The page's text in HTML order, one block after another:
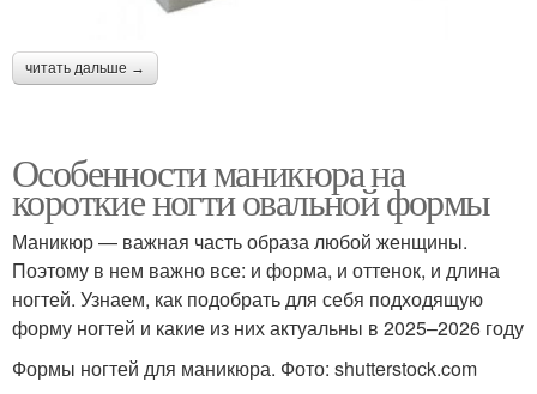
читать дальше →
Особенности маникюра на
короткие ногти овальной формы
Маникюр — важная часть образа любой женщины.
Поэтому в нем важно все: и форма, и оттенок, и длина
ногтей. Узнаем, как подобрать для себя подходящую
форму ногтей и какие из них актуальны в 2025–2026 году
Формы ногтей для маникюра. Фото: shutterstock.com